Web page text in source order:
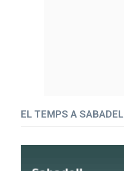
EL TEMPS A